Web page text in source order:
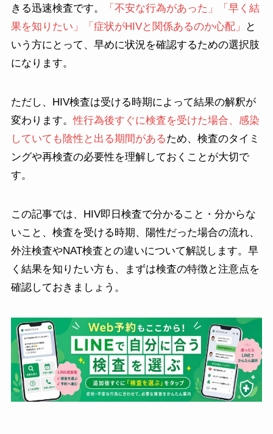
きる迅速検査です。
「不安な行為があった」「早く結
果を知りたい」「症状がHIVと関係あるのか心配」
と
いう方にとって、早めに状況を確認するための選択肢
になります。
ただし、HIV検査は受ける時期によって結果の解釈が
変わります。性行為後すぐに検査を受けた場合、感染
していても陰性と出る期間があるため、検査のタイミ
ングや再検査の必要性を理解しておくことが大切で
す。
この記事では、HIV即日検査で分かること・分からな
いこと、検査を受ける時期、陽性だった場合の流れ、
外注検査やNAT検査との違いについて解説します。早
く結果を知りたい方も、まずは検査の特徴と注意点を
確認しておきましょう。